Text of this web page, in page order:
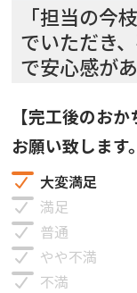
「担当の今
でいただき
で安心感が
【完工後のお
お願い致します
大変満足
満足
普通
やや不満
不満